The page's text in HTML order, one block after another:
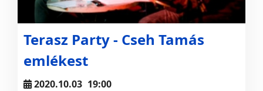
Terasz Party - Cseh Tamás
emlékest
2020.10.03 19:00